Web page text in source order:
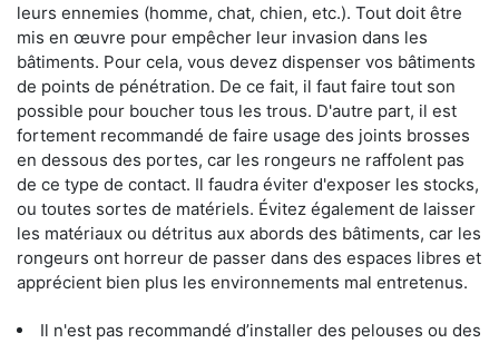
leurs ennemies (homme, chat, chien, etc.). Tout doit être
mis en œuvre pour empêcher leur invasion dans les
bâtiments. Pour cela, vous devez dispenser vos bâtiments
de points de pénétration. De ce fait, il faut faire tout son
possible pour boucher tous les trous. D'autre part, il est
fortement recommandé de faire usage des joints brosses
en dessous des portes, car les rongeurs ne raffolent pas
de ce type de contact. Il faudra éviter d'exposer les stocks,
ou toutes sortes de matériels. Évitez également de laisser
les matériaux ou détritus aux abords des bâtiments, car les
rongeurs ont horreur de passer dans des espaces libres et
apprécient bien plus les environnements mal entretenus.
Il n'est pas recommandé d’installer des pelouses ou des